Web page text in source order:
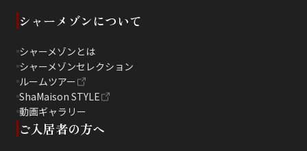
シャーメゾンについて
シャーメゾンとは
シャーメゾンセレクション
ルームツアー
ShaMaison STYLE
動画ギャラリー
ご入居者の方へ